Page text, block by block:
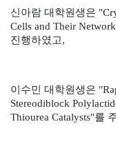
신아람 대학원생은
Cells and Their
진행하였고,
이수민 대학원생은
Stereodiblock
Thiourea Catalysts"를